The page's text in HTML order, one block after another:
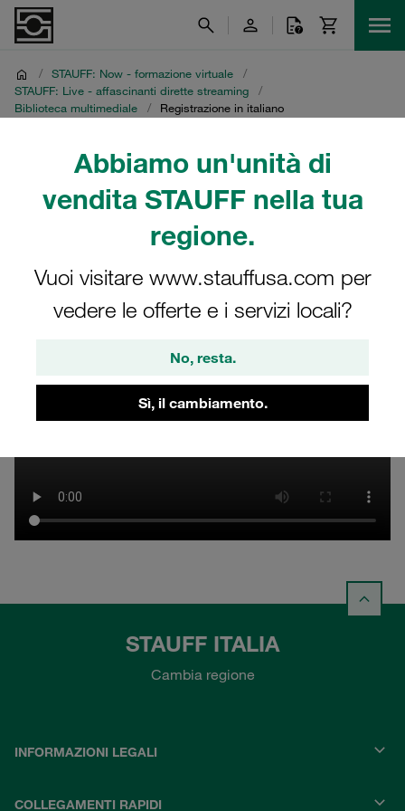
Abbiamo un'unità di
vendita STAUFF nella tua
regione.
Vuoi visitare www.stauffusa.com per
vedere le offerte e i servizi locali?
No, resta.
Sì, il cambiamento.
/ STAUFF: Now - formazione virtuale
/
STAUFF: Live - affascinanti dirette streaming
/
Biblioteca multimediale
/ Registrazione in italiano
Registrazione in italiano
Diretta streaming STAUFF del 16 novembre 2021
STAUFF ITALIA
Cambia regione
INFORMAZIONI LEGALI
COLLEGAMENTI RAPIDI